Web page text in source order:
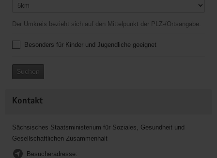
Der Umkreis bezieht sich auf den Mittelpunkt der PLZ-/Ortsangabe.
Besonders für Kinder und Jugendliche geeignet
Suchen
Kontakt
Sächsisches Staatsministerium für Soziales, Gesundheit und
Gesellschaftlichen Zusammenhalt
Besucheradresse: